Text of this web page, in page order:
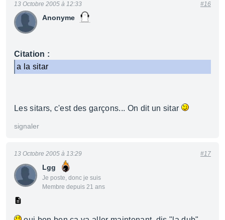
Anonyme
13 Octobre 2005 à 12:33 #16
Citation :
a la sitar
Les sitars, c'est des garçons... On dit un sitar
signaler
Lgg
Je poste, donc je suis
Membre depuis 21 ans
13 Octobre 2005 à 13:29 #17